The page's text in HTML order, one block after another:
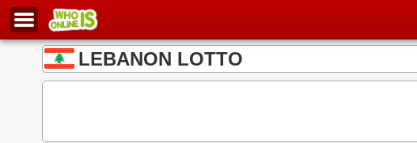
LEBANON LOTTO